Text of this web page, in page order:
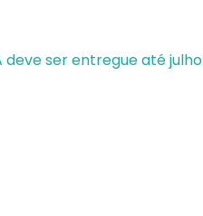
deve ser entregue até julho